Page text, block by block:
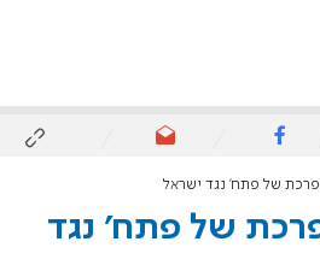
של פתח' נגד ישראל
של פתח' נגד